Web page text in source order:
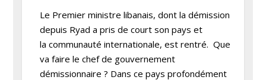
Le Premier ministre libanais, dont la démission
depuis Ryad a pris de court son pays et
la communauté internationale, est rentré. Que
va faire le chef de gouvernement
démissionnaire ? Dans ce pays profondément